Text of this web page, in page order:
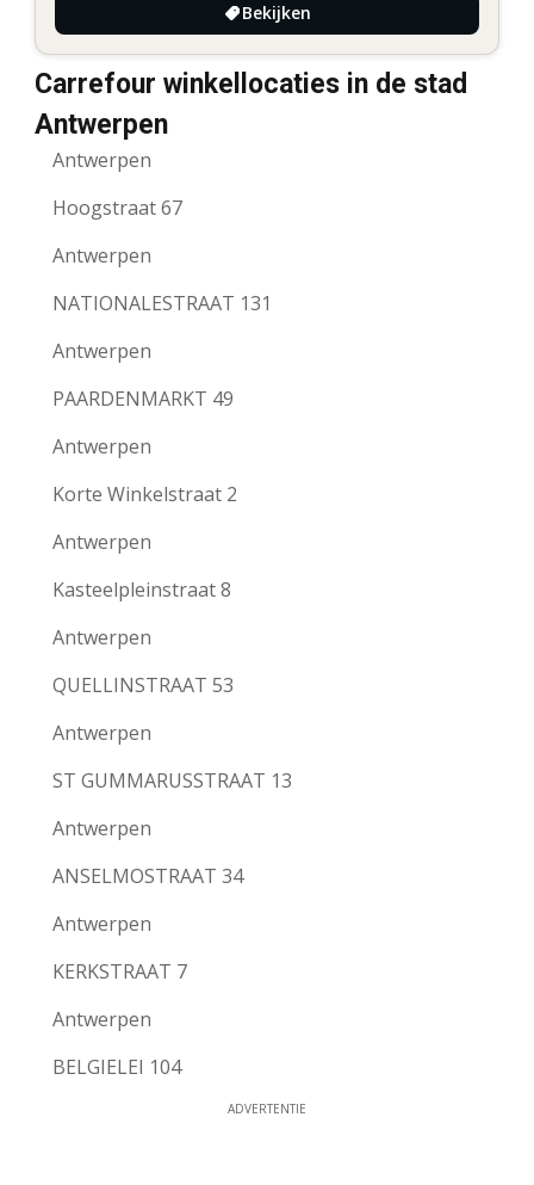
Bekijken
Carrefour winkellocaties in de stad
Antwerpen
Antwerpen
Hoogstraat 67
Antwerpen
NATIONALESTRAAT 131
Antwerpen
PAARDENMARKT 49
Antwerpen
Korte Winkelstraat 2
Antwerpen
Kasteelpleinstraat 8
Antwerpen
QUELLINSTRAAT 53
Antwerpen
ST GUMMARUSSTRAAT 13
Antwerpen
ANSELMOSTRAAT 34
Antwerpen
KERKSTRAAT 7
Antwerpen
BELGIELEI 104
ADVERTENTIE